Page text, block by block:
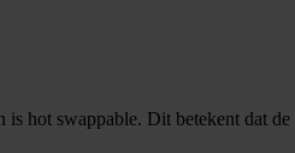
hot swappable. Dit betekent dat